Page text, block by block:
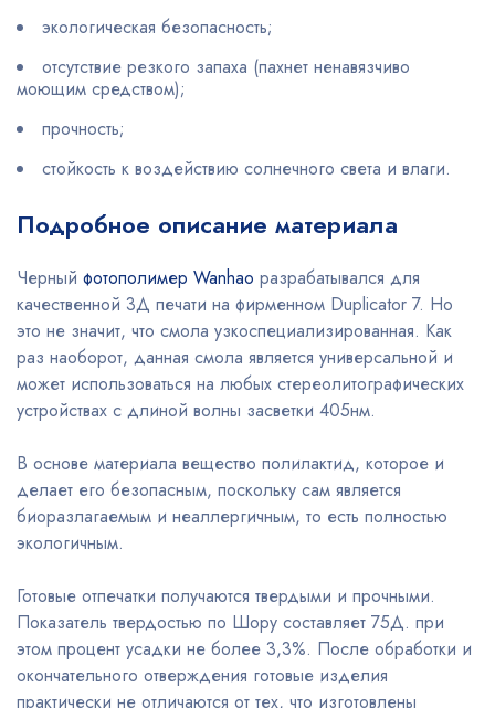
экологическая безопасность;
отсутствие резкого запаха (пахнет ненавязчиво
моющим средством);
прочность;
стойкость к воздействию солнечного света и влаги.
Подробное описание материала
Черный фотополимер Wanhao разрабатывался для
качественной 3Д печати на фирменном Duplicator 7. Но
это не значит, что смола узкоспециализированная. Как
раз наоборот, данная смола является универсальной и
может использоваться на любых стереолитографических
устройствах с длиной волны засветки 405нм.
В основе материала вещество полилактид, которое и
делает его безопасным, поскольку сам является
биоразлагаемым и неаллергичным, то есть полностью
экологичным.
Готовые отпечатки получаются твердыми и прочными.
Показатель твердостью по Шору составляет 75Д. при
этом процент усадки не более 3,3%. После обработки и
окончательного отверждения готовые изделия
практически не отличаются от тех, что изготовлены